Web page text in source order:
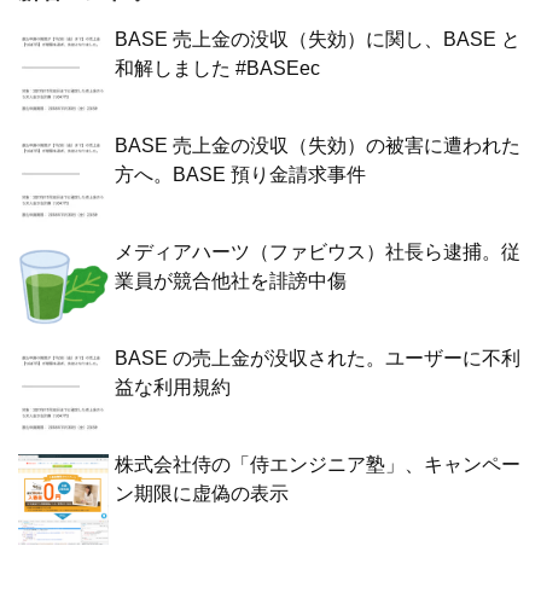
BASE 売上金の没収（失効）に関し、BASE と
和解しました #BASEec
BASE 売上金の没収（失効）の被害に遭われた
方へ。BASE 預り金請求事件
メディアハーツ（ファビウス）社長ら逮捕。従
業員が競合他社を誹謗中傷
BASE の売上金が没収された。ユーザーに不利
益な利用規約
株式会社侍の「侍エンジニア塾」、キャンペー
ン期限に虚偽の表示